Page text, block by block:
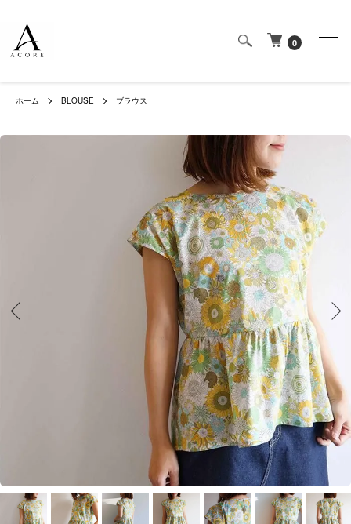
0
ホーム BLOUSE ブラウス